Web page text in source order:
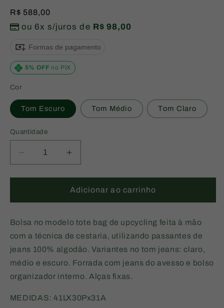
Preço
normal
R$ 588,00
ou 6x s/juros de R$ 98,00
Formas de pagamento
5% OFF no PIX
Cor
Tom Escuro Tom Médio Tom Claro
Quantidade
Diminuir
a
quantidade
Bolsa
Rachel
Aumentar
a
quantidade
de
Bolsa
Rachel
Adicionar ao carrinho
Bolsa no modelo tote bag de upcycling feita à mão
com a técnica de cestaria, utilizando passantes de
jeans 100% algodão. Variantes no tom jeans: claro,
médio e escuro. Forrada com jeans do avesso e bolso
organizador interno. Alças fixas.
MEDIDAS: 41LX30Px31A